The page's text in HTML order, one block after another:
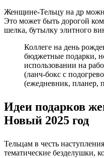
Женщине-Тельцу на др
Это может быть дорогой
шелка, бутылку элитного
Коллеге на день
бюджетные подарки,
использовании на
(ланч-бокс с
(ежедневник, планер,
Идеи подарков
Новый 2025 год
Тельцам в честь
тематические безделушки,